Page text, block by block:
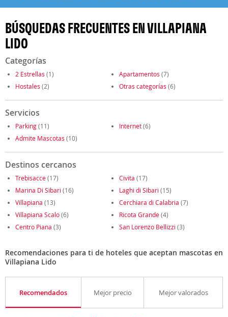
BÚSQUEDAS FRECUENTES EN VILLAPIANA
LIDO
Categorías
2 Estrellas (1) Apartamentos (7)
Hostales (2) Otras categorías (6)
Servicios
Parking(11) Internet(6)
Admite Mascotas (10)
Destinos cercanos
Trebisacce(17) Civita (17)
Marina Di Sibari (16) Laghi di Sibari (15)
Villapiana (13) Cerchiara di Calabria (7)
Villapiana Scalo(6) Ricota Grande(4)
Centro Piana (3) San Lorenzo Bellizzi (3)
Recomendaciones para ti de hoteles que aceptan mascotas en
Villapiana Lido
Recomendados Mejor precio Mejor valorados